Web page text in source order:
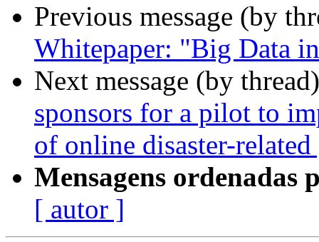
Previous message (by
Whitepaper: "Big Data
Next message (by
sponsors for a pilot to
of online disaster-
Mensagens ordenadas
[ autor ]